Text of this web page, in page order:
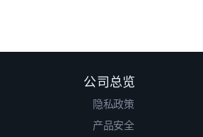
公司总览
隐私政策
产品安全